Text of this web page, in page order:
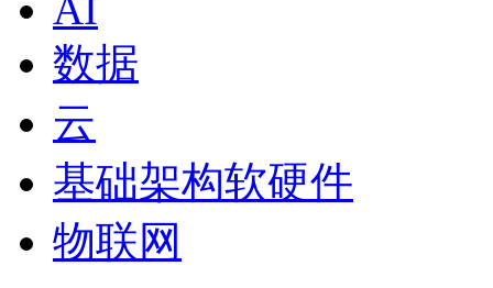
数据
云
基础架构软硬件
物联网